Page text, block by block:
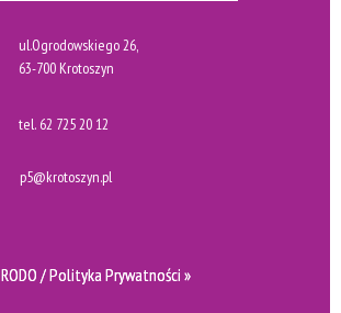
ul.Ogrodowskiego 26,
63-700 Krotoszyn
tel. 62 725 20 12
p5@krotoszyn.pl
RODO / Polityka Prywatności »